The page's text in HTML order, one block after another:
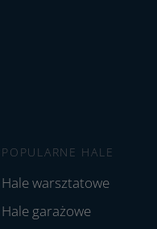
POPULARNE HALE
Hale warsztatowe
Hale garażowe